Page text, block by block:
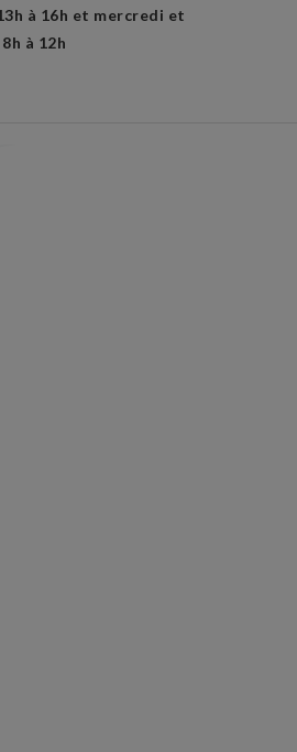
à 16h et mercredi et
à 12h